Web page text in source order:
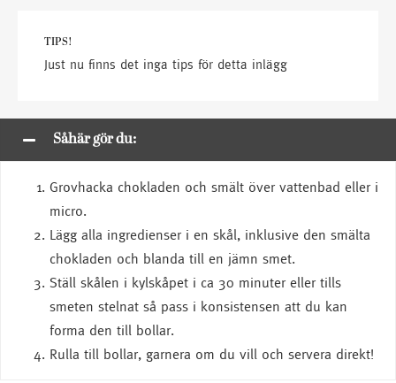
TIPS!
Just nu finns det inga tips för detta inlägg
Såhär gör du:
Grovhacka chokladen och smält över vattenbad eller i
micro.
Lägg alla ingredienser i en skål, inklusive den smälta
chokladen och blanda till en jämn smet.
Ställ skålen i kylskåpet i ca 30 minuter eller tills
smeten stelnat så pass i konsistensen att du kan
forma den till bollar.
Rulla till bollar, garnera om du vill och servera direkt!